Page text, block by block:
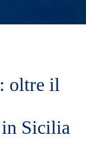
oltre il
in Sicilia